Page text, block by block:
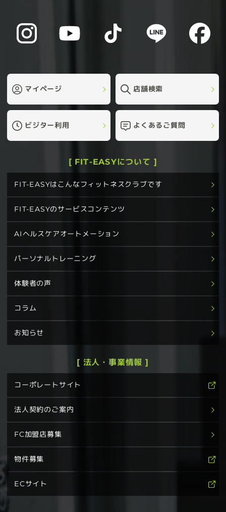
マイページ 店舗検索
ビジター利用 よくあるご質問
[ FIT-EASYについて ]
FIT-EASYはこんなフィットネスクラブです
FIT-EASYのサービスコンテンツ
AIヘルスケアオートメーション
パーソナルトレーニング
体験者の声
コラム
お知らせ
[ 法人・事業情報 ]
コーポレートサイト
法人契約のご案内
FC加盟店募集
物件募集
ECサイト